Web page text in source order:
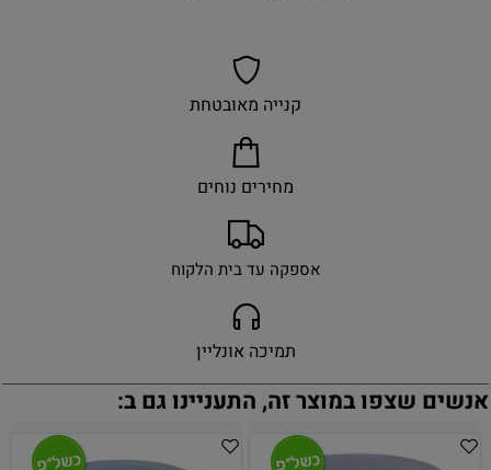
קנייה מאובטחת
מחירים נוחים
אספקה עד בית הלקוח
תמיכה אונליין
אנשים שצפו במוצר זה, התעניינו גם ב: